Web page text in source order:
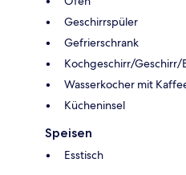
Geschirrspüler
Gefrierschrank
Kochgeschirr/Geschirr/
Wasserkocher mit
Kücheninsel
Speisen
Esstisch